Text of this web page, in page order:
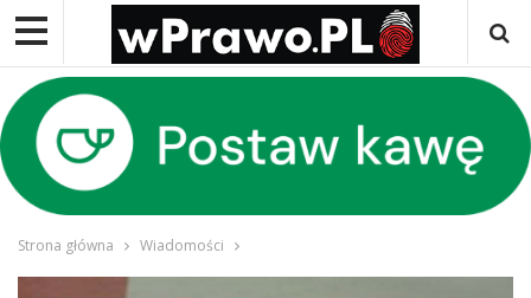
Strona główna Wiadomości